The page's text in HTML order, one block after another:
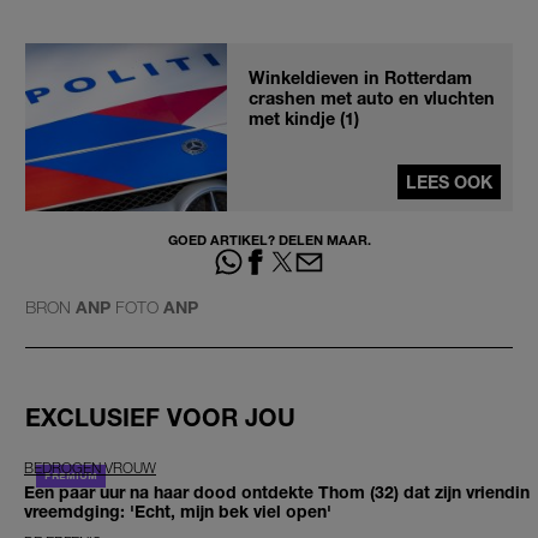
Winkeldieven in Rotterdam
crashen met auto en vluchten
met kindje (1)
LEES OOK
GOED ARTIKEL? DELEN MAAR.
BRON ANP FOTO ANP
EXCLUSIEF VOOR JOU
BEDROGEN VROUW
Een paar uur na haar dood ontdekte Thom (32) dat zijn vriendin
vreemdging: 'Echt, mijn bek viel open'